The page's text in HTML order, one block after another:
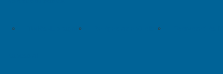
Tudósklub tagdíj Belépés az épületbe